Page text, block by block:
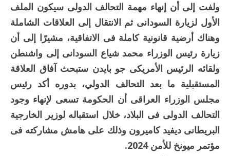
ولفت إلى أن إنهاء مهمة التحالف الدولى سيكون الملف
الأول لزيارة السودانى ثم الانتقال إلى العلاقات الشاملة
وهناك أرضية قانونية كاملة فى الاتفاقية، مشيرًا إلى أن
زيارة رئيس الوزراء محمد شياع السودانى إلى واشنطن
ولقائه الرئيس الأمريكى جو بايدن ستبحث آفاق العلاقة
المستقبلية ما بعد التحالف الدولي، بدوره أكد رئيس
مجلس الوزراء العراقى أن الحكومة تسعى لإنهاء وجود
التحالف الدولى فى البلاد، خلال استقباله لوزير الخارجية
البريطانى ديفيد كاميرون وذلك على هامش مشاركته فى
مؤتمر ميونخ للأمن 2024.